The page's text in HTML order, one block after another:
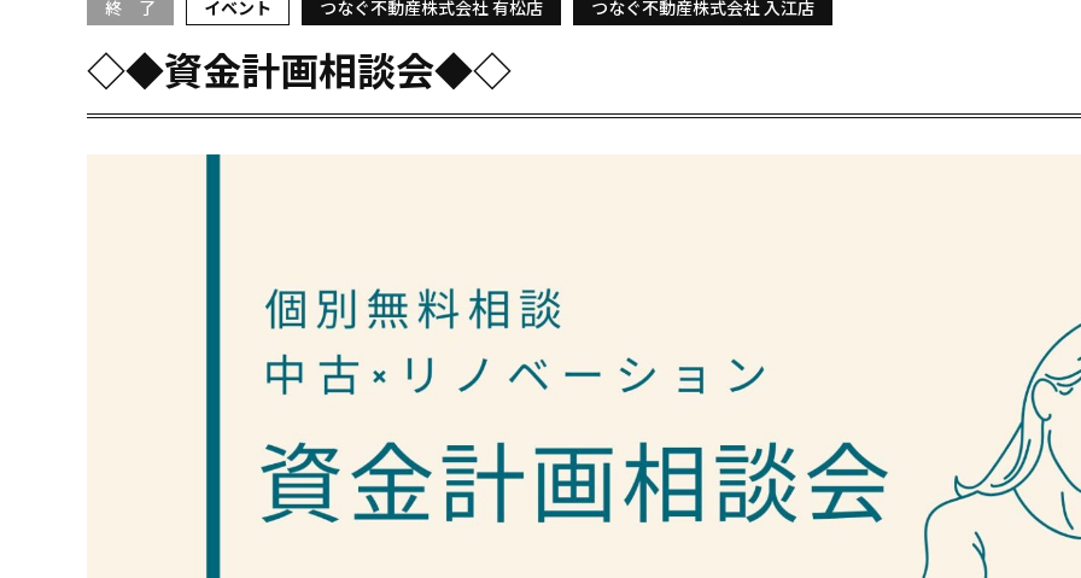
終 了 イベント つなぐ不動産株式会社 有松店 つなぐ不動産株式会社 入江店
◇◆資金計画相談会◆◇